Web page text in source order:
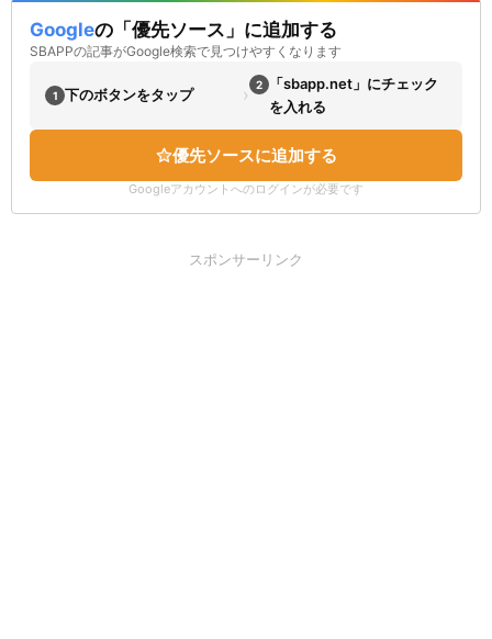
Googleの「優先ソース」に追加する
SBAPPの記事がGoogle検索で見つけやすくなります
1 下のボタンをタップ › 2
「sbapp.net」にチェック
を入れる
優先ソースに追加する
Googleアカウントへのログインが必要です
スポンサーリンク